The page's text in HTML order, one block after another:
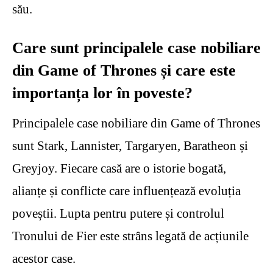
său.
Care sunt principalele case nobiliare
din Game of Thrones și care este
importanța lor în poveste?
Principalele case nobiliare din Game of Thrones
sunt Stark, Lannister, Targaryen, Baratheon și
Greyjoy. Fiecare casă are o istorie bogată,
alianțe și conflicte care influențează evoluția
poveștii. Lupta pentru putere și controlul
Tronului de Fier este strâns legată de acțiunile
acestor case.